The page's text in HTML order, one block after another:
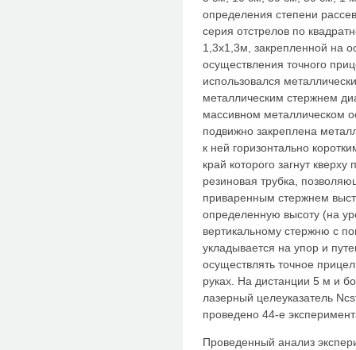
определения степени
серия отстрелов по
1,3х1,3м, закрепленной на
осуществления точного
использовался
металлическим стержнем
массивном металлическом
подвижно закреплена
к ней горизонтально
край которого загнут
резиновая трубка,
приваренным стержнем
определенную высоту (на
вертикальному стержню с
укладывается на упор и
осуществлять точное
руках. На дистанции 5 м и
лазерный целеуказатель
проведено 44-е
Проведенный анализ